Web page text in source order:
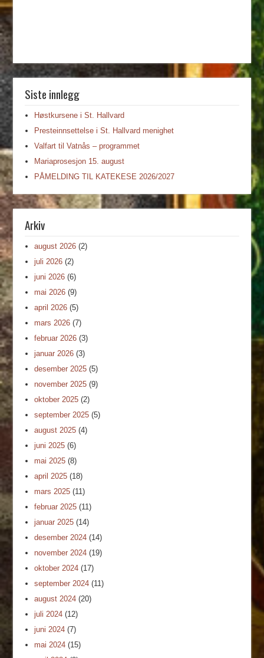
Siste innlegg
Høstkursene i St. Hallvard
Presteinnsettelse i St. Hallvard menighet
Valfart til Vatnås – programmet
Mariaprosesjon 15. august
PÅMELDING TIL KATEKESE 2026/2027
Arkiv
august 2026 (2)
juli 2026 (2)
juni 2026 (6)
mai 2026 (9)
april 2026 (5)
mars 2026 (7)
februar 2026 (3)
januar 2026 (3)
desember 2025 (5)
november 2025 (9)
oktober 2025 (2)
september 2025 (5)
august 2025 (4)
juni 2025 (6)
mai 2025 (8)
april 2025 (18)
mars 2025 (11)
februar 2025 (11)
januar 2025 (14)
desember 2024 (14)
november 2024 (19)
oktober 2024 (17)
september 2024 (11)
august 2024 (20)
juli 2024 (12)
juni 2024 (7)
mai 2024 (15)